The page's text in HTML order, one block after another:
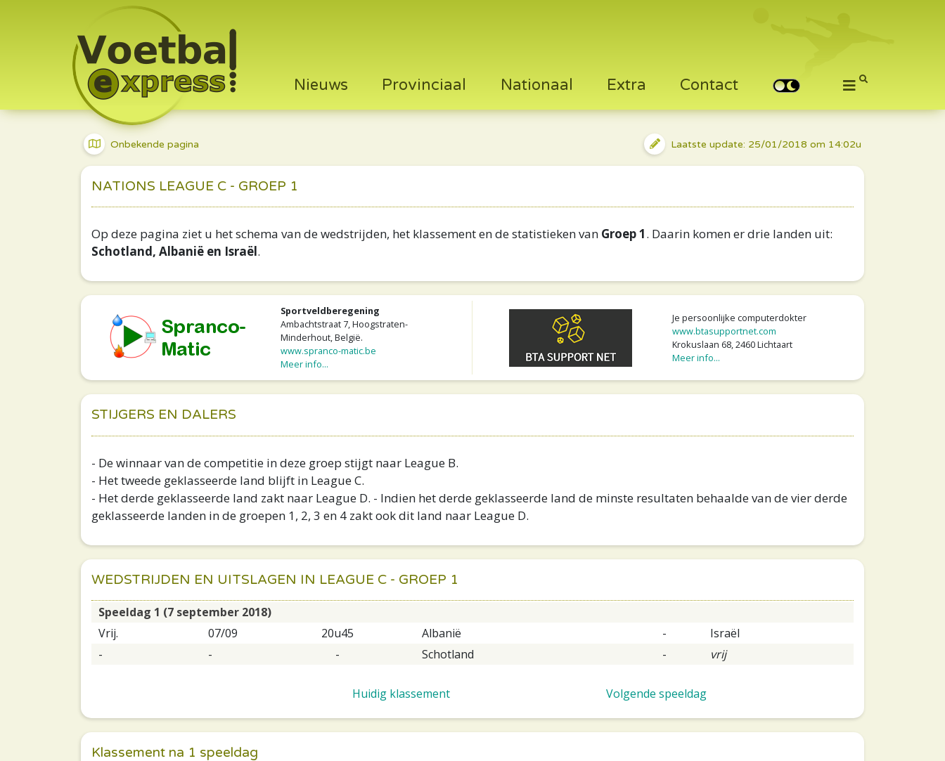
Nieuws Provinciaal Nationaal Extra Contact
Onbekende pagina Laatste update: 25/01/2018 om 14:02u
NATIONS LEAGUE C - GROEP 1
Op deze pagina ziet u het schema van de wedstrijden, het klassement en de statistieken van Groep 1. Daarin komen er drie landen uit:
Schotland, Albanië en Israël.
Sportveldberegening
Ambachtstraat 7, Hoogstraten-
Minderhout, België.
www.spranco-matic.be
Meer info...
Je persoonlijke computerdokter
www.btasupportnet.com
Krokuslaan 68, 2460 Lichtaart
Meer info...
STIJGERS EN DALERS
- De winnaar van de competitie in deze groep stijgt naar League B.
- Het tweede geklasseerde land blijft in League C.
- Het derde geklasseerde land zakt naar League D. - Indien het derde geklasseerde land de minste resultaten behaalde van de vier derde
geklasseerde landen in de groepen 1, 2, 3 en 4 zakt ook dit land naar League D.
WEDSTRIJDEN EN UITSLAGEN IN LEAGUE C - GROEP 1
Speeldag 1 (7 september 2018)
Vrij.
07/09 20u45 Albanië -
Israël
-
- - Schotland - vrij
Huidig klassement Volgende speeldag
Klassement na 1 speeldag